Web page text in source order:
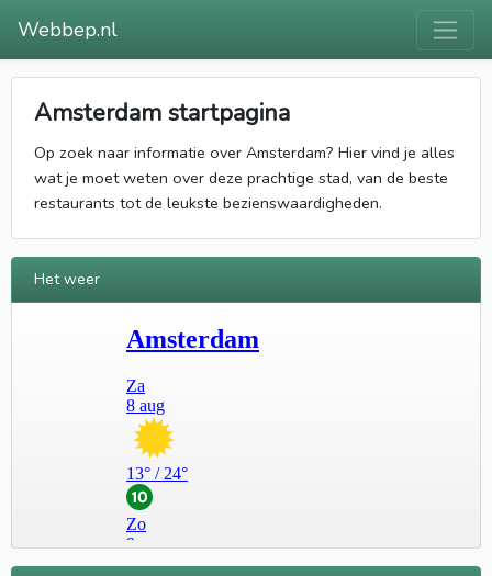
Webbep.nl
Amsterdam startpagina
Op zoek naar informatie over Amsterdam? Hier vind je alles
wat je moet weten over deze prachtige stad, van de beste
restaurants tot de leukste bezienswaardigheden.
Het weer